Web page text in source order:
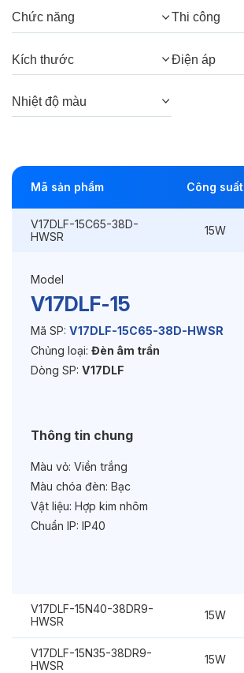
(Honeycomb), 24°
Thông số Điện & Lắp đặt
Công suất:
Kích thướcØ83xH72mm
Thi công:
Điện áp:
Độ bền & tùy chọn mở rộng
Tuổi thọ:>30000h
Chức năng:Dimmer Triac
Chức năng Thi công
Kích thước Điện áp
Nhiệt độ màu
Mã sản phẩm Công suất
V17DLF-15C65-38D-
HWSR
15W
Model
V17DLF-15
Mã SP: V17DLF-15C65-38D-HWSR
Chủng loại: Đèn âm trần
Dòng SP: V17DLF
Thông tin chung
Màu vỏ: Viền trắng
Màu chóa đèn: Bạc
Vật liệu: Hợp kim nhôm
Chuẩn IP: IP40
V17DLF-15N40-38DR9-
HWSR
15W
V17DLF-15N35-38DR9-
HWSR
15W